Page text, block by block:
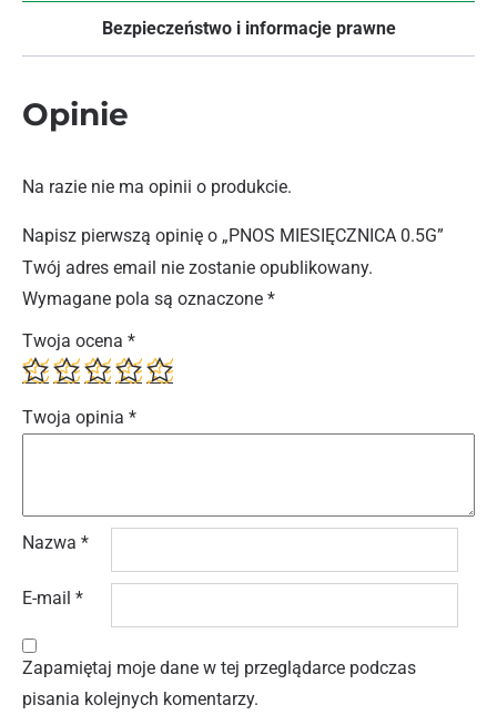
Bezpieczeństwo i informacje prawne
Opinie
Na razie nie ma opinii o produkcie.
Napisz pierwszą opinię o „PNOS MIESIĘCZNICA 0.5G”
Twój adres email nie zostanie opublikowany.
Wymagane pola są oznaczone *
Twoja ocena *
Twoja opinia *
Nazwa *
E-mail *
Zapamiętaj moje dane w tej przeglądarce podczas
pisania kolejnych komentarzy.